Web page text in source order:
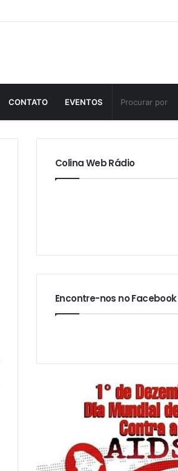
CONTATO EVENTOS
Colina Web Rádio
Encontre-nos no Facebook